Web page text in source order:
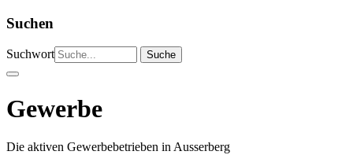
Suchen
Suchwort
Gewerbe
Die aktiven Gewerbebetrieben in Ausserberg